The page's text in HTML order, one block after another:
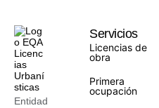
Entidad
Servicios
Licencias de
obra
Primera
ocupación